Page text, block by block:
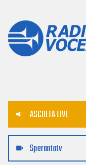
ASCULTA LIVE
Sperantatv